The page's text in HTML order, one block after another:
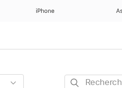
iPhone
Rechercher